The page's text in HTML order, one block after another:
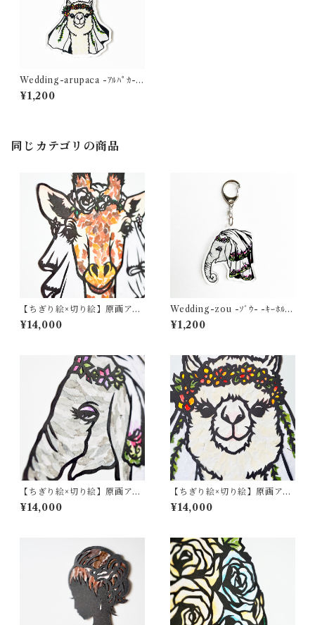
Wedding-arupaca -ｱﾙﾊﾟｶ- -
ｷｰﾎﾙﾀﾞｰ
¥1,200
同じカテゴリの商品
【ちぎり絵×切り絵】原画アー
ト『wedding-kirin（花嫁キ
リン）』
¥14,000
Wedding-zou -ｿﾞｳ- -ｷｰﾎﾙﾀﾞ
ｰ
¥1,200
【ちぎり絵×切り絵】原画アー
ト『wedding-zou（花嫁ゾ
ウ）』
¥14,000
【ちぎり絵×切り絵】原画アー
ト『wedding-arupaca（花嫁
アルパカ）』
¥14,000